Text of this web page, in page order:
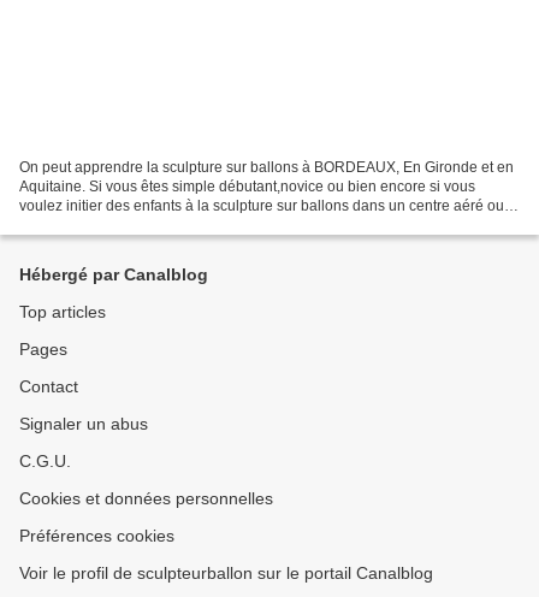
On peut apprendre la sculpture sur ballons à BORDEAUX, En Gironde et en
Aquitaine. Si vous êtes simple débutant,novice ou bien encore si vous
voulez initier des enfants à la sculpture sur ballons dans un centre aéré ou
Hébergé par Canalblog
Top articles
Pages
Contact
Signaler un abus
C.G.U.
Cookies et données personnelles
Préférences cookies
Voir le profil de sculpteurballon sur le portail Canalblog